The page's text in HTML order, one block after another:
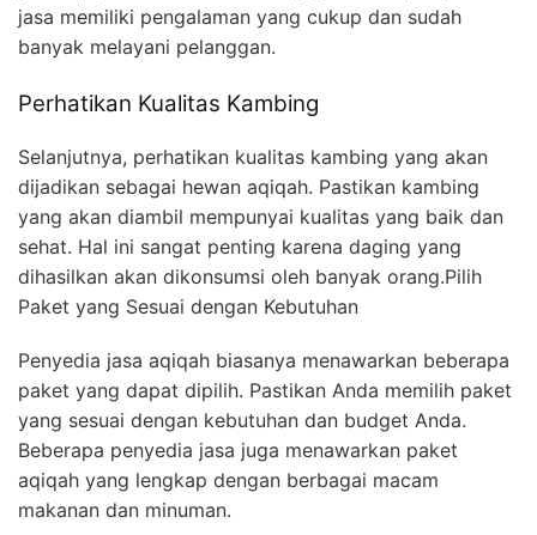
jasa memiliki pengalaman yang cukup dan sudah
banyak melayani pelanggan.
Perhatikan Kualitas Kambing
Selanjutnya, perhatikan kualitas kambing yang akan
dijadikan sebagai hewan aqiqah. Pastikan kambing
yang akan diambil mempunyai kualitas yang baik dan
sehat. Hal ini sangat penting karena daging yang
dihasilkan akan dikonsumsi oleh banyak orang.Pilih
Paket yang Sesuai dengan Kebutuhan
Penyedia jasa aqiqah biasanya menawarkan beberapa
paket yang dapat dipilih. Pastikan Anda memilih paket
yang sesuai dengan kebutuhan dan budget Anda.
Beberapa penyedia jasa juga menawarkan paket
aqiqah yang lengkap dengan berbagai macam
makanan dan minuman.